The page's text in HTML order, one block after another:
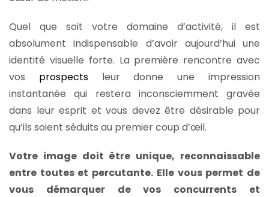
Quel que soit votre domaine d’activité, il est
absolument indispensable d’avoir aujourd’hui une
identité visuelle forte. La première rencontre avec
vos prospectsleur donne une impression
instantanée qui restera inconsciemment gravée
dans leur esprit et vous devez être désirable pour
qu’ils soient séduits au premier coup d’œil.
Votre image doit être unique, reconnaissable
entre toutes et percutante. Elle vous permet de
vous démarquer de vos concurrents et